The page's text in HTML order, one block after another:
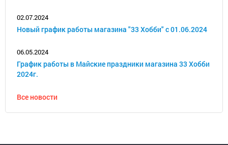
02.07.2024
Новый график работы магазина "33 Хобби" с 01.06.2024
06.05.2024
График работы в Майские праздники магазина 33 Хобби
2024г.
Все новости